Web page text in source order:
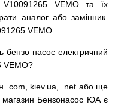
VEMO та їх
аналог або замінник
VEMO.
бензо насос електричний
VEMO?
.com kiev.ua .net або ще
магазин Бензонасос ЮА є